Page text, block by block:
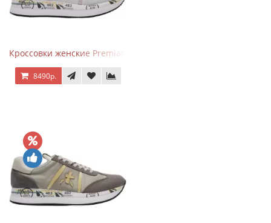
Кроссовки женские Premiata Conny бежево-серые с розовым
8490р.